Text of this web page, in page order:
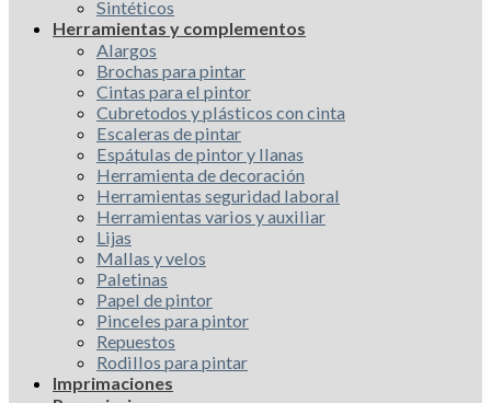
Sintéticos
Herramientas y complementos
Alargos
Brochas para pintar
Cintas para el pintor
Cubretodos y plásticos con cinta
Escaleras de pintar
Espátulas de pintor y llanas
Herramienta de decoración
Herramientas seguridad laboral
Herramientas varios y auxiliar
Lijas
Mallas y velos
Paletinas
Papel de pintor
Pinceles para pintor
Repuestos
Rodillos para pintar
Imprimaciones